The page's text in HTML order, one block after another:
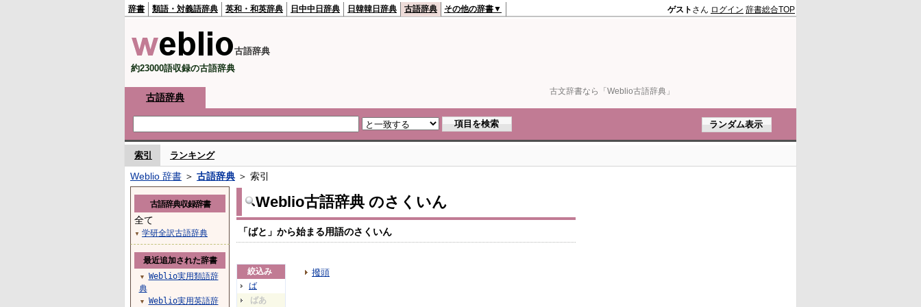
古文辞書なら「Weblio古語辞典」
辞書 類語・対義語辞典 英和・和英辞典 日中中日辞典 日韓韓日辞典 古語辞典 その他の辞書▼ ゲスト さん ログイン 辞書総合TOP
古語辞典
約23000語収録の古語辞典
古語辞典
索引 ランキング
Weblio 辞書 ＞ 古語辞典 ＞ 索引
Weblio古語辞典 のさくいん
「ばと」から始まる用語のさくいん
絞込み
ば
ばあ
撥頭
古語辞典収録辞書
全て
▼ 学研全訳古語辞典
最近追加された辞書
▼
Weblio実用類語辞
典
▼ Weblio実用英語辞